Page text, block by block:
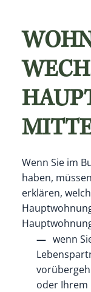
Wenn Sie im
haben,
erklären,
wenn
oder Ihrem